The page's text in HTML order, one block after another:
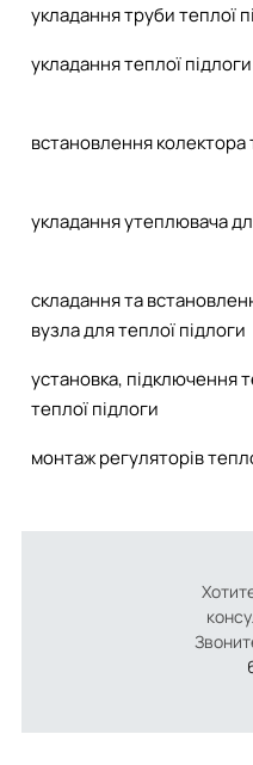
укладання труби теплої
укладання теплої
встановлення колектора
укладання утеплювача
складання та
вузла для теплої підлоги
установка, підключення
теплої підлоги
монтаж регуляторів